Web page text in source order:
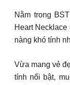
Nằm trong
Heart
nàng khó tính
Vừa mang vẻ
tính nổi bật,